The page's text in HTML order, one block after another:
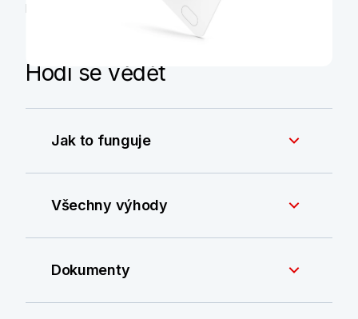
Další informace
Hodí se vědět
Jak to funguje
Všechny výhody
Dokumenty